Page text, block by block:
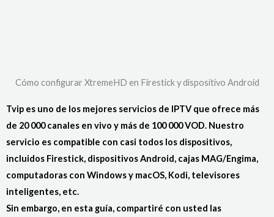
Cómo configurar XtremeHD en Firestick y dispositivo Android
Tvip es uno de los mejores servicios de IPTV que ofrece más
de 20 000 canales en vivo y más de 100 000 VOD. Nuestro
servicio es compatible con casi todos los dispositivos,
incluidos Firestick, dispositivos Android, cajas MAG/Engima,
computadoras con Windows y macOS, Kodi, televisores
inteligentes, etc.
Sin embargo, en esta guía, compartiré con usted las